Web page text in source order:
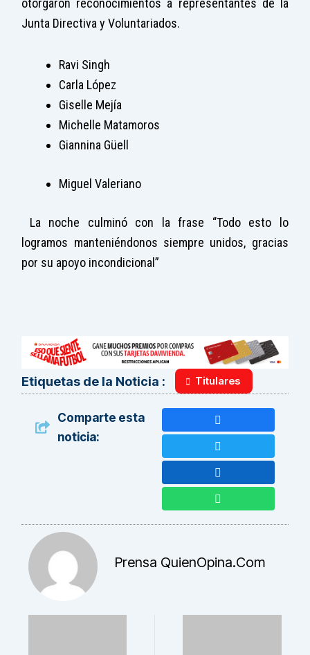
Junta Directiva y Voluntariados.
Ravi Singh
Carla López
Giselle Mejía
Michelle Matamoros
Giannina Güell
Miguel Valeriano
La noche culminó con la frase “Todo esto lo
logramos manteniéndonos siempre unidos, gracias
por su apoyo incondicional”
Etiquetas de la Noticia : Titulares
Comparte esta
noticia:
Prensa QuienOpina.com